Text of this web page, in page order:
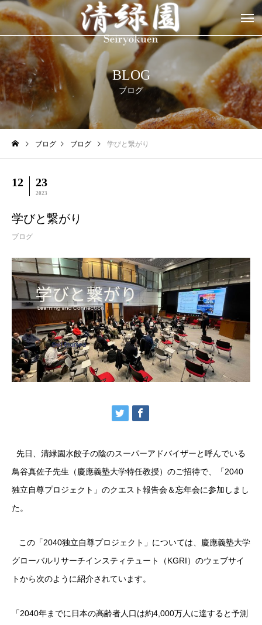
BLOG
ブログ
ブログ ブログ 学びと繋がり
12 23
2023
学びと繋がり
ブログ
先日、清緑園水餃子の陰のスーパーアドバイザーと呼んでいる
鳥谷真佐子先生（慶應義塾大学特任教授）のご招待で、「2040
独立自尊プロジェクト」のクエスト報告会＆忘年会に参加しまし
た。
この「2040独立自尊プロジェクト」については、慶應義塾大学
グローバルリサーチインスティテュート（KGRI）のウェブサイ
トから次のように紹介されています。
「2040年までに日本の高齢者人口は約4,000万人に達すると予測